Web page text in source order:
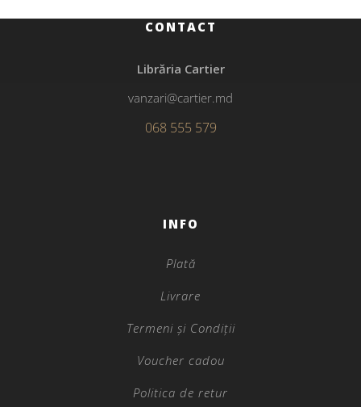
CONTACT
Librăria Cartier
vanzari@cartier.md
068 555 579
INFO
Plată
Livrare
Termeni și Condiții
Voucher cadou
Politica de retur